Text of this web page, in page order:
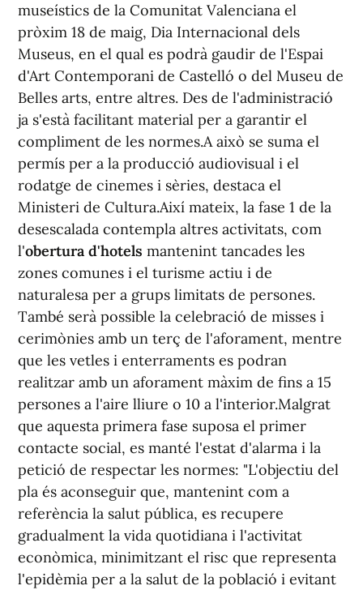
museístics de la Comunitat Valenciana el
pròxim 18 de maig, Dia Internacional dels
Museus, en el qual es podrà gaudir de l'Espai
d'Art Contemporani de Castelló o del Museu de
Belles arts, entre altres. Des de l'administració
ja s'està facilitant material per a garantir el
compliment de les normes.A això se suma el
permís per a la producció audiovisual i el
rodatge de cinemes i sèries, destaca el
Ministeri de Cultura.Així mateix, la fase 1 de la
desescalada contempla altres activitats, com
l'obertura d'hotels mantenint tancades les
zones comunes i el turisme actiu i de
naturalesa per a grups limitats de persones.
També serà possible la celebració de misses i
cerimònies amb un terç de l'aforament, mentre
que les vetles i enterraments es podran
realitzar amb un aforament màxim de fins a 15
persones a l'aire lliure o 10 a l'interior.Malgrat
que aquesta primera fase suposa el primer
contacte social, es manté l'estat d'alarma i la
petició de respectar les normes: "L'objectiu del
pla és aconseguir que, mantenint com a
referència la salut pública, es recupere
gradualment la vida quotidiana i l'activitat
econòmica, minimitzant el risc que representa
l'epidèmia per a la salut de la població i evitant